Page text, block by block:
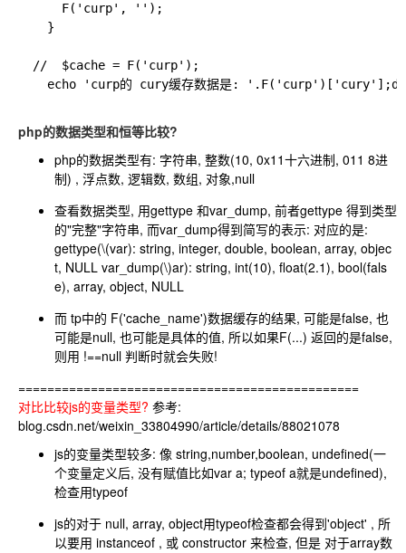
      F('curp', '');
    }
  //  $cache = F('curp');
echo 'curp的 cury缓存数据是:
php的数据类型和恒等比较?
php的数据类型有: 字符串, 整数(10, 0x11十六进制, 011 8进
制) , 浮点数, 逻辑数, 数组, 对象,null
查看数据类型, 用gettype 和var_dump, 前者gettype 得到类型
的"完整"字符串, 而var_dump得到简写的表示: 对应的是:
gettype(\(var): string, integer, double, boolean, array, objec
t, NULL var_dump(\)ar): string, int(10), float(2.1), bool(fals
e), array, object, NULL
而 tp中的 F('cache_name')数据缓存的结果, 可能是false, 也
可能是null, 也可能是具体的值, 所以如果F(...) 返回的是false,
则用 !==null 判断时就会失败!
===============================================
对比比较js的变量类型? 参考:
blog.csdn.net/weixin_33804990/article/details/88021078
js的变量类型较多: 像 string,number,boolean, undefined(一
个变量定义后, 没有赋值比如var a; typeof a就是undefined),
检查用typeof
js的对于 null, array, object用typeof检查都会得到'object' , 所
以要用 instanceof , 或 constructor 来检查, 但是 对于array数